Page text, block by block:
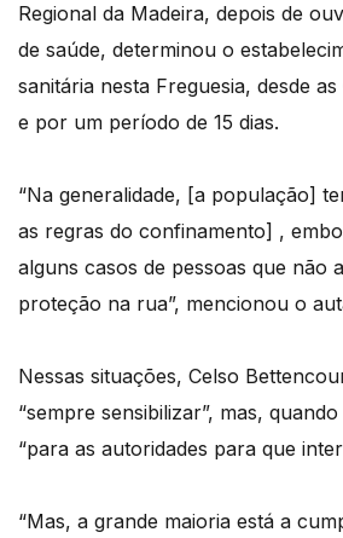
Regional da Madeira, depois de
de saúde, determinou o
sanitária nesta Freguesia, desde
e por um período de 15 dias.
“Na generalidade, [a população]
as regras do confinamento] ,
alguns casos de pessoas que não
proteção na rua”, mencionou o
Nessas situações, Celso
“sempre sensibilizar”, mas,
“para as autoridades para que
“Mas, a grande maioria está a